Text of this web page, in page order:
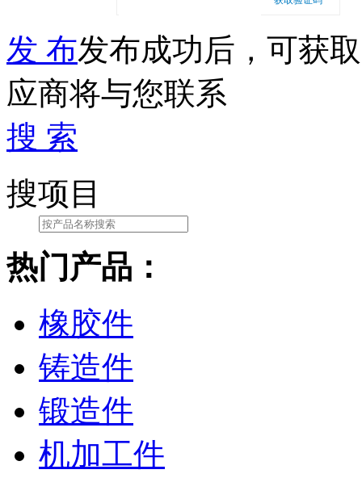
发 布发布成功后，可获
应商将与您联系
搜 索
搜项目
热门产品：
橡胶件
铸造件
锻造件
机加工件